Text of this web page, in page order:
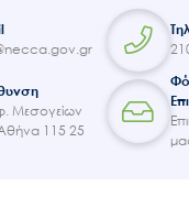
Μεσογείων
115 25